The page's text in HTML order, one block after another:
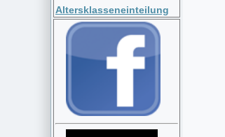
Altersklasseneinteilung